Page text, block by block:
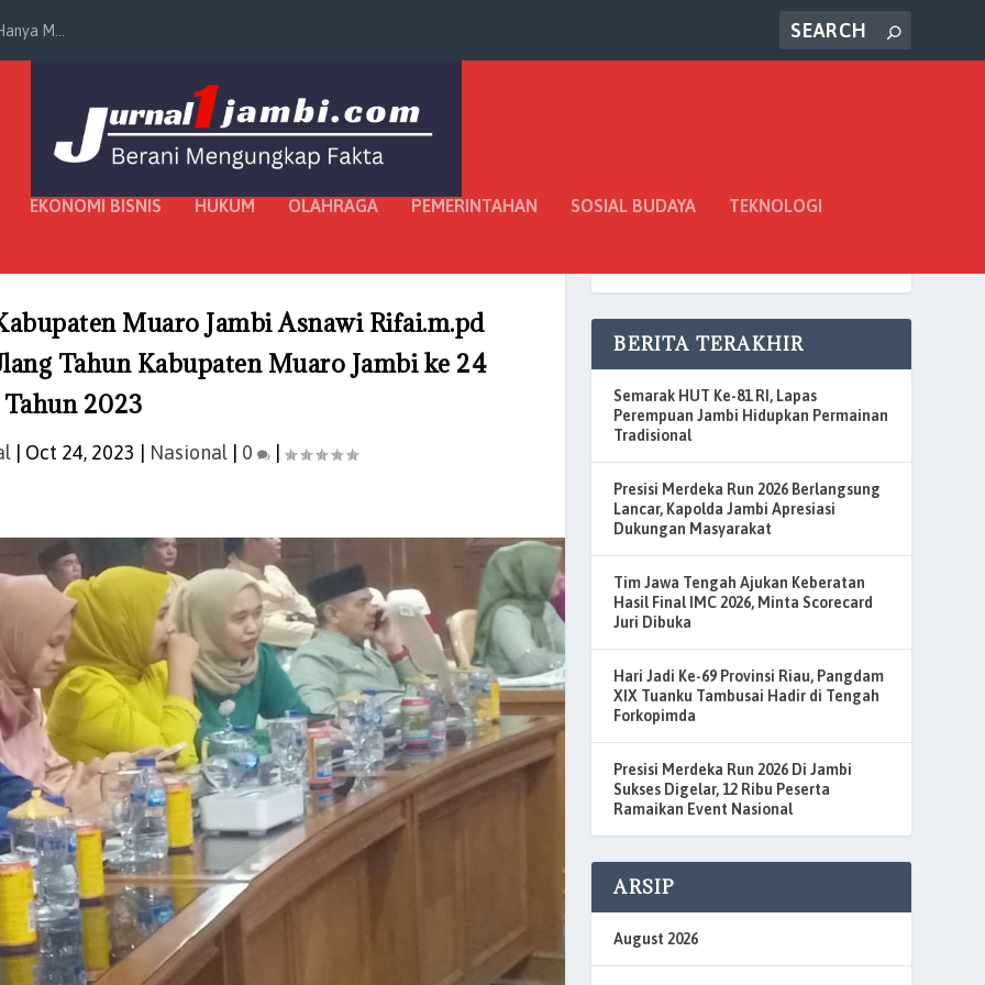
M...
EKONOMI BISNIS HUKUM OLAHRAGA PEMERINTAHAN SOSIAL BUDAYA TEKNOLOGI
Muaro Jambi Asnawi Rifai.m.pd
Tahun Kabupaten Muaro Jambi ke 24
Tahun 2023
| Oct 24, 2023 Nasional| 0 |
BERITA TERAKHIR
Semarak HUT Ke-81 RI, Lapas
Perempuan Jambi Hidupkan Permainan
Tradisional
Presisi Merdeka Run 2026 Berlangsung
Lancar, Kapolda Jambi Apresiasi
Dukungan Masyarakat
Tim Jawa Tengah Ajukan Keberatan
Hasil Final IMC 2026, Minta Scorecard
Juri Dibuka
Hari Jadi Ke-69 Provinsi Riau, Pangdam
XIX Tuanku Tambusai Hadir di Tengah
Forkopimda
Presisi Merdeka Run 2026 Di Jambi
Sukses Digelar, 12 Ribu Peserta
Ramaikan Event Nasional
ARSIP
August 2026